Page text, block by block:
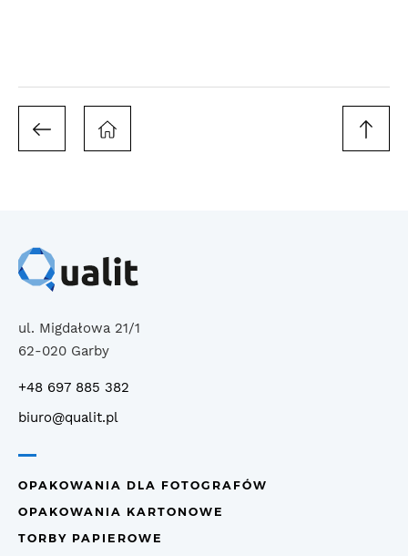
ul. Migdałowa 21/1
62-020 Garby
+48 697 885 382
biuro@qualit.pl
OPAKOWANIA DLA FOTOGRAFÓW
OPAKOWANIA KARTONOWE
TORBY PAPIEROWE